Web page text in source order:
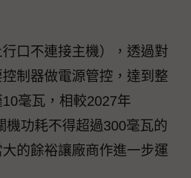
口不連接主機），透過對
制器做電源管控，達到整
毫瓦，相較2027年
機功耗不得超過300毫瓦的
的餘裕讓廠商作進一步運